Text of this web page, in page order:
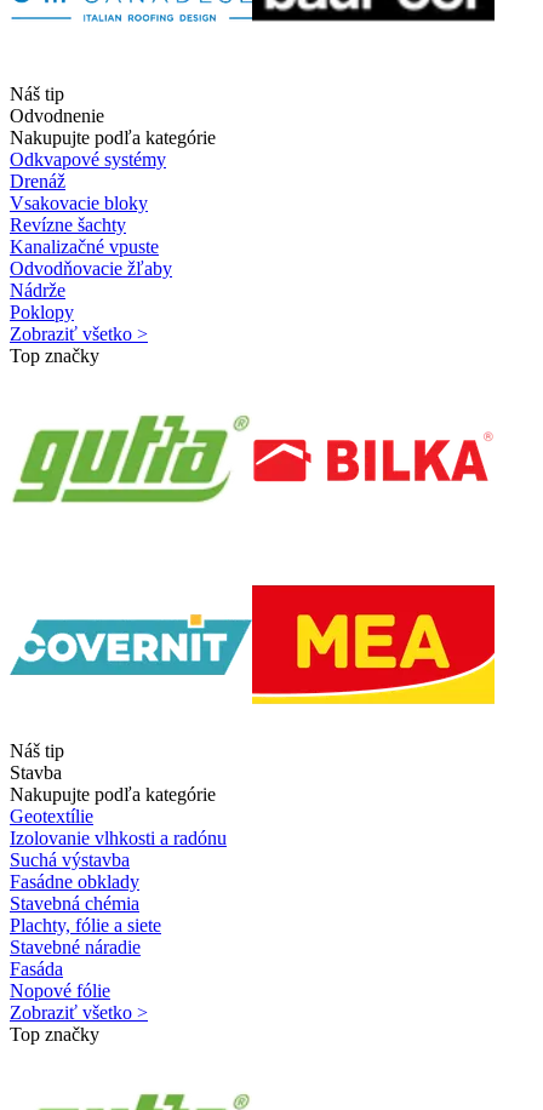
Náš tip
Odvodnenie
Nakupujte podľa kategórie
Odkvapové systémy
Drenáž
Vsakovacie bloky
Revízne šachty
Kanalizačné vpuste
Odvodňovacie žľaby
Nádrže
Poklopy
Zobraziť všetko >
Top značky
Náš tip
Stavba
Nakupujte podľa kategórie
Geotextílie
Izolovanie vlhkosti a radónu
Suchá výstavba
Fasádne obklady
Stavebná chémia
Plachty, fólie a siete
Stavebné náradie
Fasáda
Nopové fólie
Zobraziť všetko >
Top značky